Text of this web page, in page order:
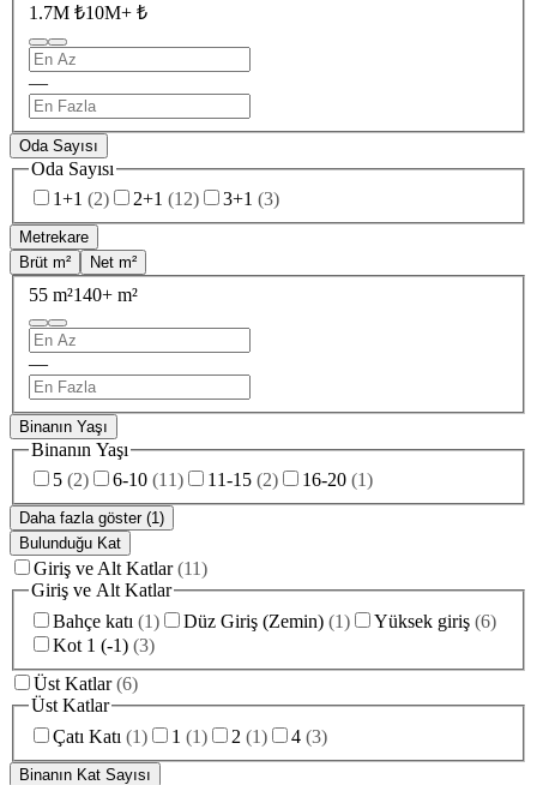
1.7M ₺10M+ ₺
—
Oda Sayısı
Oda Sayısı
1+1 (2) 2+1 (12) 3+1 (3)
Metrekare
Brüt m²
Net m²
55 m²140+ m²
—
Binanın Yaşı
Binanın Yaşı
5 (2) 6-10 (11) 11-15 (2) 16-20 (1)
Daha fazla göster (1)
Bulunduğu Kat
Giriş ve Alt Katlar (11)
Giriş ve Alt Katlar
Bahçe katı (1) Düz Giriş (Zemin) (1) Yüksek giriş (6)
Kot 1 (-1) (3)
Üst Katlar (6)
Üst Katlar
Çatı Katı (1) 1 (1) 2 (1) 4 (3)
Binanın Kat Sayısı